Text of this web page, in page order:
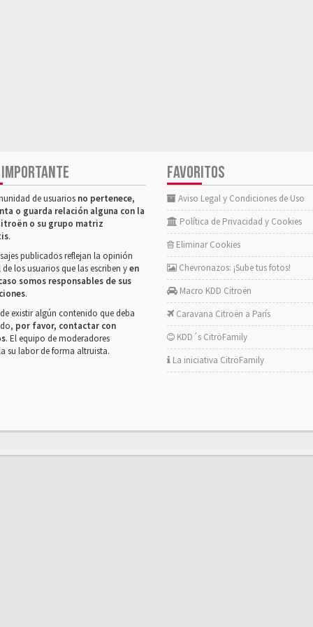
de usuarios no pertenece,
o guarda relación alguna con la
o su grupo matriz
.
publicados reflejan la opinión
los usuarios que las escriben yen
somos responsables de sus
.
existir algún contenido que deba
por favor, contactar con
. El equipo de moderadores
su labor de forma altruista.
FAVORITOS
Aviso Legal y Condiciones de Uso
Política de Privacidad y Cookies
Eliminar Cookies
Chevronazos: ¡Sube tus fotos!
Macro KDD Citroën
Caravana Citroën a París
KDD´s CitröFamily
La iniciativa CitröFamily